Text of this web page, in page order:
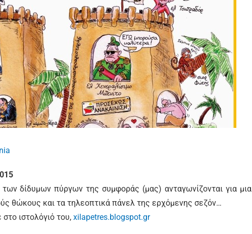
των δίδυμων πύργων της συμφοράς (μας) ανταγωνίζονται για μια
θώκους και τα τηλεοπτικά πάνελ της ερχόμενης σεζόν…
ιστολόγιό του, xilapetres.blogspot.gr